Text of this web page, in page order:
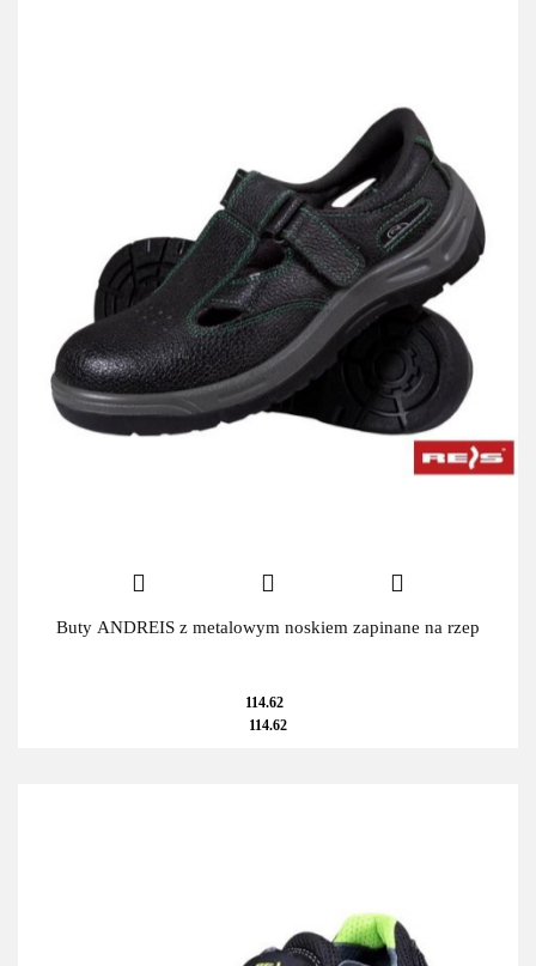
Buty ANDREIS z metalowym noskiem zapinane na rzep
114.62
114.62